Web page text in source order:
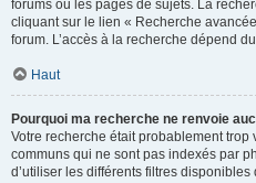
forums ou les pages de sujets. La
cliquant sur le lien « Recherche
forum. L’accès à la recherche dépend
Haut
Pourquoi ma recherche ne renvoie
Votre recherche était probablement
communs qui ne sont pas indexés par
d’utiliser les différents filtres